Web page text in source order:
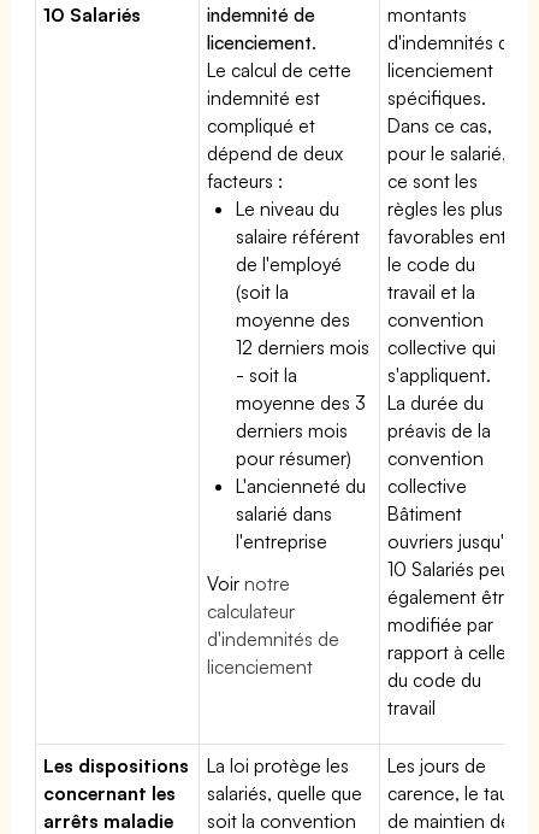
10 Salariés
indemnité de
licenciement.
Le calcul de cette
indemnité est
compliqué et
dépend de deux
facteurs :
Le niveau du
salaire référent
de l'employé
(soit la
moyenne des
12 derniers mois
- soit la
moyenne des 3
derniers mois
pour résumer)
L'ancienneté du
salarié dans
l'entreprise
Voirnotre
calculateur
d'indemnités de
licenciement
montants
d'indemnités de
licenciement
spécifiques.
Dans ce cas,
pour le salarié,
ce sont les
règles les plus
favorables entre
le code du
travail et la
convention
collective qui
s'appliquent.
La durée du
préavis de la
convention
collective
Bâtiment
ouvriers jusqu'à
10 Salariés peut
également être
modifiée par
rapport à celle
du code du
travail
Les dispositions
concernant les
arrêts maladie
La loi protège les
salariés, quelle que
soit la convention
Les jours de
carence, le taux
de maintien de